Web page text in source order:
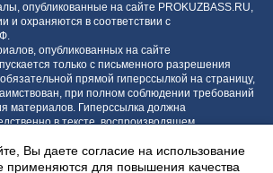
опубликованные на сайте PROKUZBASS.RU,
и охраняются в соответствии с
опубликованных на сайте
только с письменного разрешения
прямой гиперссылкой на страницу,
при полном соблюдении требований
материалов. Гиперссылка должна
в тексте, воспроизводящем
Вы даете согласие на использование
применяются для повышения качества